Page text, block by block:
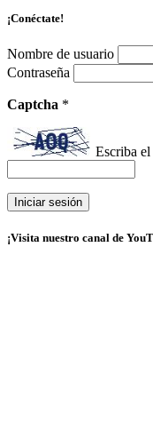
¡Conéctate!
Nombre de usuario
Contraseña
Captcha *
Escriba
¡Visita nuestro canal de